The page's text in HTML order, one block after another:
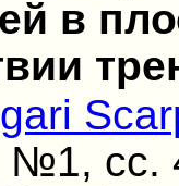
в
№1, сс.